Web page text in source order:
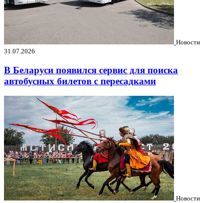
Новости
31.07.2026
В Беларуси появился сервис для поиска
автобусных билетов с пересадками
Новости